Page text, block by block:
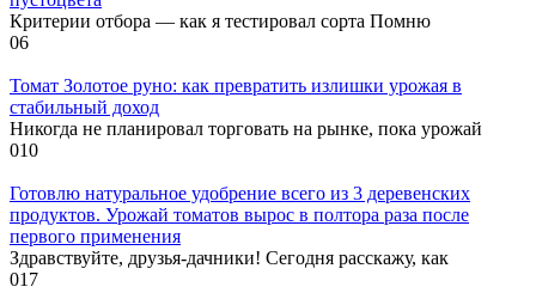
Критерии отбора — как я тестировал сорта Помню
06
Томат Золотое руно: как превратить излишки урожая в
стабильный доход
Никогда не планировал торговать на рынке, пока урожай
010
Готовлю натуральное удобрение всего из 3 деревенских
продуктов. Урожай томатов вырос в полтора раза после
первого применения
Здравствуйте, друзья-дачники! Сегодня расскажу, как
017